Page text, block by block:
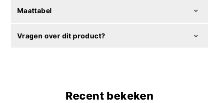
Maattabel
Vragen over dit product?
Recent bekeken